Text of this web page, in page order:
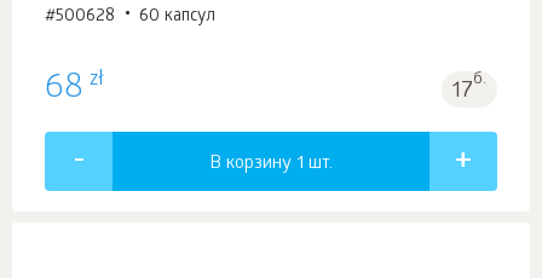
#500628 60 капсул
68 zł 17б.
В корзину 1 шт.